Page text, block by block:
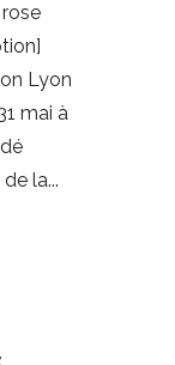
Lyon
mai à
de la